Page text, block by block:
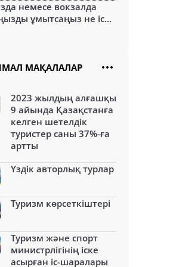
немесе вокзалда
ұмытсаңыз не іс...
МАҚАЛАЛАР
2023 жылдың алғашқы
9 айында Қазақстанға
келген шетелдік
туристер саны 37%-ға
артты
Үздік авторлық турлар
Туризм көрсеткіштері
Туризм және спорт
министрлігінің іске
асырған іс-шаралары